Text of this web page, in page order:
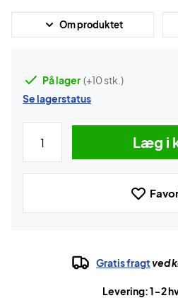
Om produktet
På lager (+10 stk.)
Se lagerstatus
Læg i
Gratis fragtved
Levering: 1-2